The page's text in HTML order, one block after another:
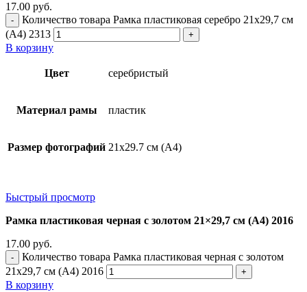
17.00 руб.
Количество товара Рамка пластиковая серебро 21x29,7 см
(А4) 2313
В корзину
Цвет серебристый
Материал рамы пластик
Размер фотографий 21х29.7 см (А4)
Быстрый просмотр
Рамка пластиковая черная с золотом 21×29,7 см (А4) 2016
17.00 руб.
Количество товара Рамка пластиковая черная с золотом
21x29,7 см (А4) 2016
В корзину